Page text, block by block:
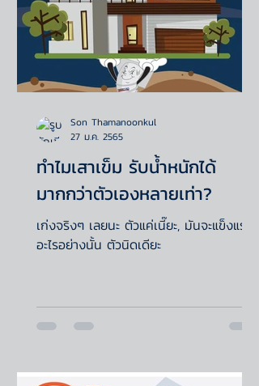
ทำไมเสาเข็ม รับน้ำหนักได้
มากกว่าตัวเองหลายเท่า?
เก่งจริงๆ เลยนะ ตัวแค่เนี๊ยะ, มันจะแข็งแรง
อะไรอย่างนั้น ตัวนิดเดียะ
Son Thamanoonkul
27 ม.ค. 2565